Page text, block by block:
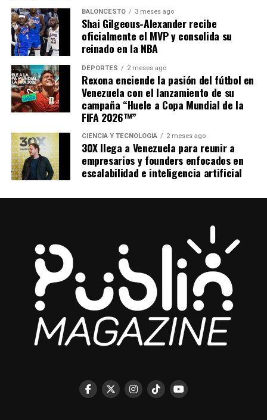
BALONCESTO 3 meses ago
Shai Gilgeous-Alexander recibe
oficialmente el MVP y consolida su
reinado en la NBA
DEPORTES 2 meses ago
Rexona enciende la pasión del fútbol en
Venezuela con el lanzamiento de su
campaña “Huele a Copa Mundial de la
FIFA 2026™”
CIENCIA Y TECNOLOGÍA 2 meses ago
30X llega a Venezuela para reunir a
empresarios y founders enfocados en
escalabilidad e inteligencia artificial